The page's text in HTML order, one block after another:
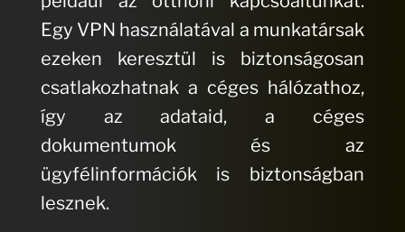
Egy VPN használatával a munkatársak
ezeken keresztül is biztonságosan
csatlakozhatnak a céges hálózathoz,
így az adataid, a céges
dokumentumok és az
ügyfélinformációk is biztonságban
lesznek.